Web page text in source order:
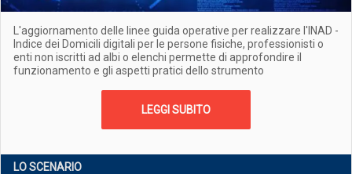
L'aggiornamento delle linee guida operative per realizzare l'INAD -
Indice dei Domicili digitali per le persone fisiche, professionisti o
enti non iscritti ad albi o elenchi permette di approfondire il
funzionamento e gli aspetti pratici dello strumento
LEGGI SUBITO
LO SCENARIO